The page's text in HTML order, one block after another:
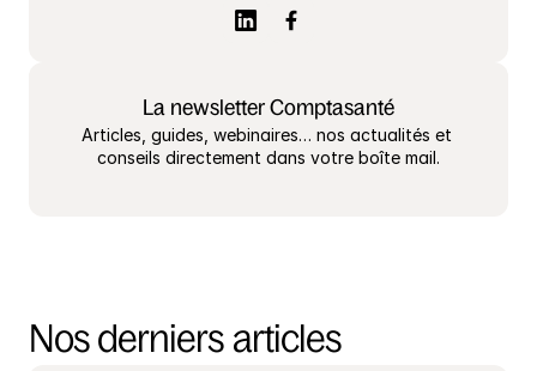
La newsletter Comptasanté
Articles, guides, webinaires… nos actualités et
conseils directement dans votre boîte mail.
Nos derniers articles